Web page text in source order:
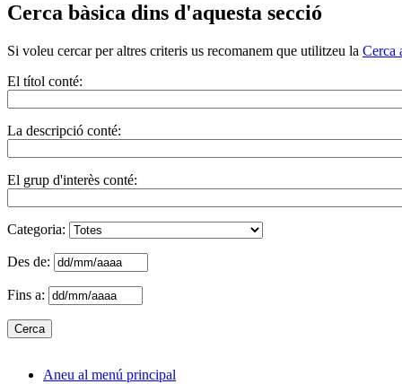
Cerca bàsica dins d'aquesta secció
Si voleu cercar per altres criteris us recomanem que utilitzeu la Cerca
El títol conté:
La descripció conté:
El grup d'interès conté:
Categoria:
Des de:
Fins a:
Aneu al menú principal